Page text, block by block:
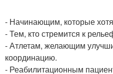
- Начинающим, которые
- Тем, кто стремится к
- Атлетам, желающим
координацию.
- Реабилитационным